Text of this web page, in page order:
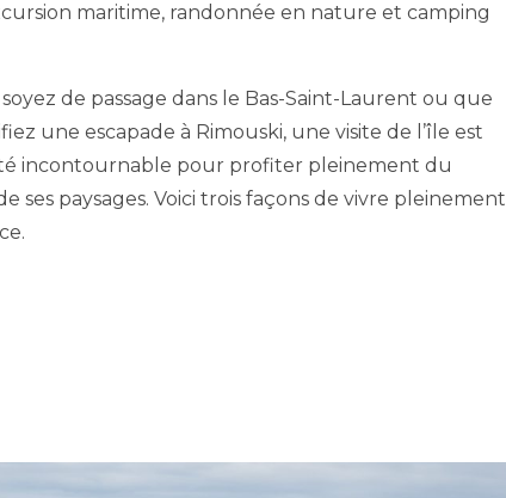
maritime, randonnée en nature et camping
de passage dans le Bas-Saint-Laurent ou que
une escapade à Rimouski, une visite de l’île est
incontournable pour profiter pleinement du
ses paysages. Voici trois façons de vivre pleinement